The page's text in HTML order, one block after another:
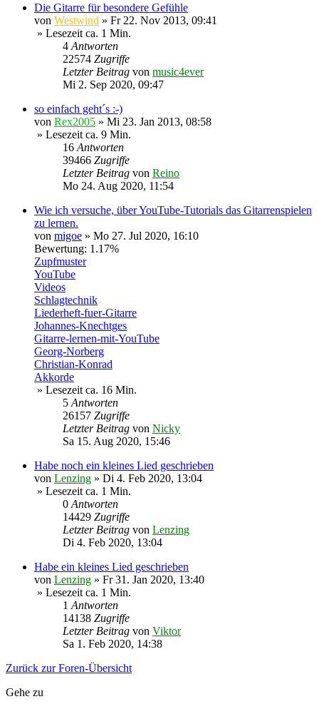
Die Gitarre für besondere Gefühle
von Westwind » Fr 22. Nov 2013, 09:41
» Lesezeit ca. 1 Min.
4 Antworten
22574 Zugriffe
Letzter Beitrag von music4ever
Mi 2. Sep 2020, 09:47
so einfach geht´s :-)
von Rex2005 » Mi 23. Jan 2013, 08:58
» Lesezeit ca. 9 Min.
16 Antworten
39466 Zugriffe
Letzter Beitrag von Reino
Mo 24. Aug 2020, 11:54
Wie ich versuche, über YouTube-Tutorials das Gitarrenspielen
zu lernen.
von migoe » Mo 27. Jul 2020, 16:10
Bewertung: 1.17%
Zupfmuster
YouTube
Videos
Schlagtechnik
Liederheft-fuer-Gitarre
Johannes-Knechtges
Gitarre-lernen-mit-YouTube
Georg-Norberg
Christian-Konrad
Akkorde
» Lesezeit ca. 16 Min.
5 Antworten
26157 Zugriffe
Letzter Beitrag von Nicky
Sa 15. Aug 2020, 15:46
Habe noch ein kleines Lied geschrieben
von Lenzing » Di 4. Feb 2020, 13:04
» Lesezeit ca. 1 Min.
0 Antworten
14429 Zugriffe
Letzter Beitrag von Lenzing
Di 4. Feb 2020, 13:04
Habe ein kleines Lied geschrieben
von Lenzing » Fr 31. Jan 2020, 13:40
» Lesezeit ca. 1 Min.
1 Antworten
14138 Zugriffe
Letzter Beitrag von Viktor
Sa 1. Feb 2020, 14:38
Zurück zur Foren-Übersicht
Gehe zu